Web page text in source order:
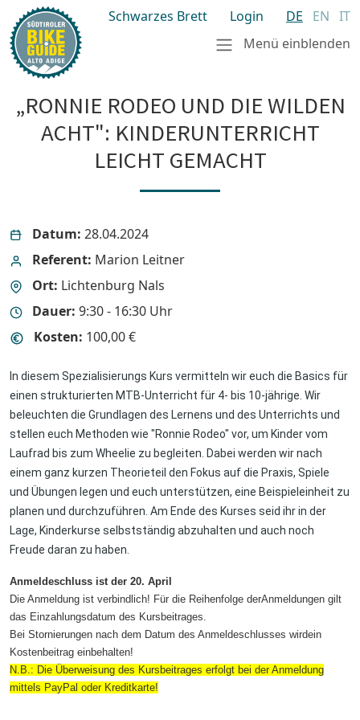
Schwarzes Brett Login DE EN IT
Menü einblenden
„RONNIE RODEO UND DIE WILDEN
ACHT": KINDERUNTERRICHT
LEICHT GEMACHT
Datum: 28.04.2024
Referent: Marion Leitner
Ort: Lichtenburg Nals
Dauer: 9:30 - 16:30 Uhr
Kosten: 100,00 €
In diesem Spezialisierungs Kurs vermitteln wir euch die Basics für
einen strukturierten MTB-Unterricht für 4- bis 10-jährige. Wir
beleuchten die Grundlagen des Lernens und des Unterrichts und
stellen euch Methoden wie "Ronnie Rodeo" vor, um Kinder vom
Laufrad bis zum Wheelie zu begleiten. Dabei werden wir nach
einem ganz kurzen Theorieteil den Fokus auf die Praxis, Spiele
und Übungen legen und euch unterstützen, eine Beispieleinheit zu
planen und durchzuführen. Am Ende des Kurses seid ihr in der
Lage, Kinderkurse selbstständig abzuhalten und auch noch
Freude daran zu haben.
Anmeldeschluss ist der 20. April
Die Anmeldung ist verbindlich! Für die Reihenfolge derAnmeldungen gilt
das Einzahlungsdatum des Kursbeitrages.
Bei Stornierungen nach dem Datum des Anmeldeschlusses wirdein
Kostenbeitrag einbehalten!
N.B.: Die Überweisung des Kursbeitrages erfolgt bei der Anmeldung
mittels PayPal oder Kreditkarte!